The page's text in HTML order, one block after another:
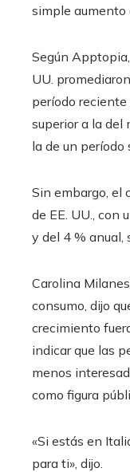
simple aumento
Según
UU.
período
superior a la del
la de un período
Sin embargo, el
de EE. UU., con
y del 4 % anual,
Carolina
consumo, dijo
crecimiento
indicar que las
menos
como figura
«Si estás en
para ti», dijo.